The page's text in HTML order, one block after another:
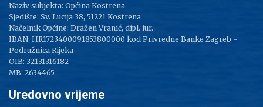
Naziv subjekta: Općina Kostrena
Sjedište: Sv. Lucija 38, 51221 Kostrena
Načelnik Općine: Dražen Vranić, dipl. iur.
IBAN: HR1723400091853800000 kod Privredne Banke Zagreb -
Podružnica Rijeka
OIB: 32131316182
MB: 2634465
Uredovno vrijeme